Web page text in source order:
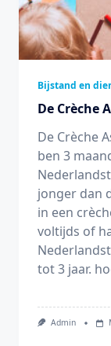
Bijstand en
De Crèche
De Crèche
ben 3
jonger dan
in een
voltijds of
tot 3 jaar.
Admin